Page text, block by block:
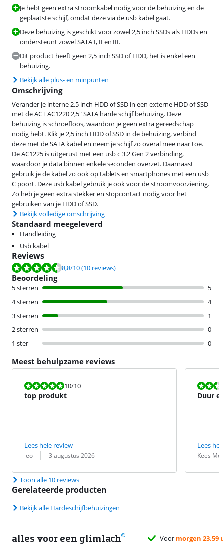
Je hebt geen extra stroomkabel nodig voor de behuizing en de
geplaatste schijf, omdat deze via de usb kabel gaat.
Deze behuizing is geschikt voor zowel 2,5 inch SSDs als HDDs en
ondersteunt zowel SATA I, II en III.
Dit product heeft geen 2,5 inch SSD of HDD, het is enkel een
behuizing.
Bekijk alle plus- en minpunten
Omschrijving
Verander je interne 2,5 inch HDD of SSD in een externe HDD of SSD
met de ACT AC1220 2,5" SATA harde schijf behuizing. Deze
behuizing is schroefloos, waardoor je geen extra gereedschap
nodig hebt. Klik je 2,5 inch HDD of SSD in de behuizing, verbind
deze met de SATA kabel en neem je schijf zo overal mee naar toe.
De AC1225 is uitgerust met een usb c 3.2 Gen 2 verbinding,
waardoor je data binnen enkele seconden overzet. Daarnaast
gebruik je de kabel zo ook op tablets en smartphones met een usb
C poort. Deze usb kabel gebruik je ook voor de stroomvoorziening.
Zo heb je geen extra stekker en stopcontact nodig voor het
gebruiken van je HDD of SSD.
Bekijk volledige omschrijving
Standaard meegeleverd
Handleiding
Usb kabel
Reviews
Beoordeling is 8,8 van de 10, gebaseerd op 10 reviews.
8,8/10(10 reviews)
Beoordeling
5 sterren
5
4 sterren
4
3 sterren
1
2 sterren
0
1 ster
0
Meest behulpzame reviews
Beoordeling is 10 van de 10.
10/10
top produkt
Lees hele review
Beoordeling door:
leo
Datum: 3 augustus 2026
Duur
Lees
Kees
Datum:
Toon alle 10 reviews
Gerelateerde producten
Bekijk alle Hardeschijfbehuizingen
alles voor een glimlach
Voor morgen 23.59 uurbesteld,